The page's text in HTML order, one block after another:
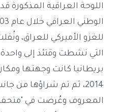
اللوحة العراقية
للغزو الأميركي للعراق،
التي نشطت وقتئذ إلى واحدة
بريطانيا كانت وجهتها
2014، ثم تم شراؤها من
المعروف وعُرضت في